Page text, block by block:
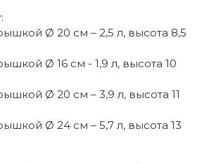
:
Ø 20 см – 2,5 л, высота 8,5
Ø 16 см - 1,9 л, высота 10
Ø 20 см – 3,9 л, высота 11
Ø 24 см – 5,7 л, высота 13